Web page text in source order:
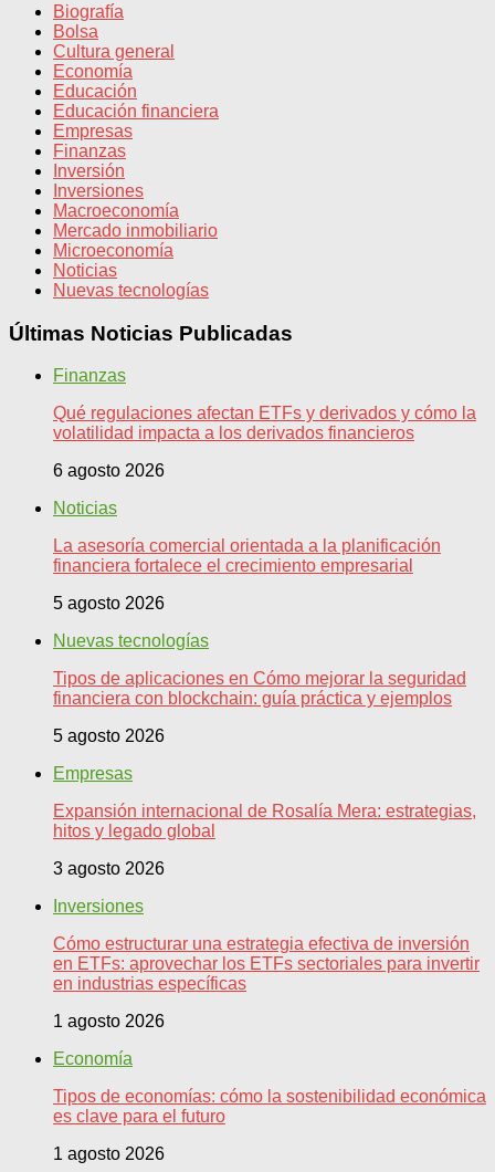
Biografía
Bolsa
Cultura general
Economía
Educación
Educación financiera
Empresas
Finanzas
Inversión
Inversiones
Macroeconomía
Mercado inmobiliario
Microeconomía
Noticias
Nuevas tecnologías
Últimas Noticias Publicadas
Finanzas
Qué regulaciones afectan ETFs y derivados y cómo la
volatilidad impacta a los derivados financieros
6 agosto 2026
Noticias
La asesoría comercial orientada a la planificación
financiera fortalece el crecimiento empresarial
5 agosto 2026
Nuevas tecnologías
Tipos de aplicaciones en Cómo mejorar la seguridad
financiera con blockchain: guía práctica y ejemplos
5 agosto 2026
Empresas
Expansión internacional de Rosalía Mera: estrategias,
hitos y legado global
3 agosto 2026
Inversiones
Cómo estructurar una estrategia efectiva de inversión
en ETFs: aprovechar los ETFs sectoriales para invertir
en industrias específicas
1 agosto 2026
Economía
Tipos de economías: cómo la sostenibilidad económica
es clave para el futuro
1 agosto 2026